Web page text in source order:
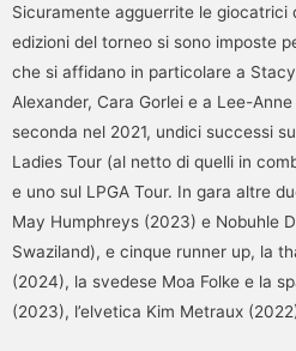
Sicuramente agguerrite le giocatrici
edizioni del torneo si sono imposte
che si affidano in particolare a
Alexander, Cara Gorlei e a Lee-
seconda nel 2021, undici successi
Ladies Tour (al netto di quelli in
e uno sul LPGA Tour. In gara altre
May Humphreys (2023) e Nobuhle
Swaziland), e cinque runner up, la
(2024), la svedese Moa Folke e la
(2023), l’elvetica Kim Metraux